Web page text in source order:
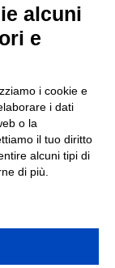
pacchi nelle
| Genova
50.000€ |
alcuni
e
i cookie e
i dati
o la
il tuo diritto
alcuni tipi di
di più.